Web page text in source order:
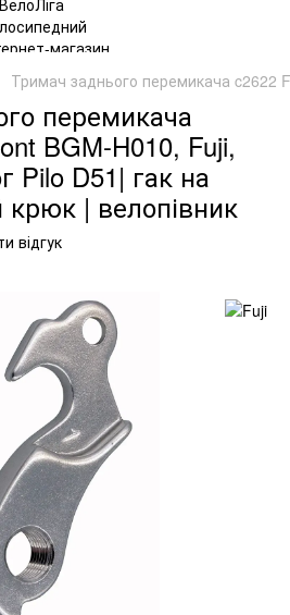
Тримач заднього перемикача c2622
перемикача
BGM-H010, Fuji,
Pilo D51| гак на
крюк | велопівник
відгук